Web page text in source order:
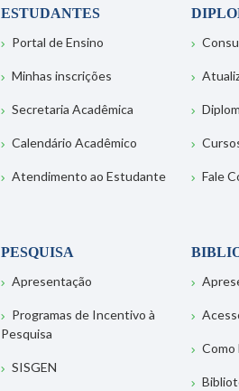
ESTUDANTES
Portal de Ensino
Minhas inscrições
Secretaria Acadêmica
Calendário Acadêmico
Atendimento ao Estudante Fale
PESQUISA
Apresentação
Programas de Incentivo à
Pesquisa
SISGEN
Como